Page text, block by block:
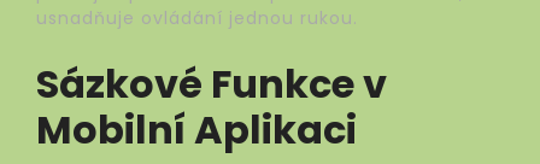
usnadňuje ovládání jednou rukou.
Sázkové Funkce v
Mobilní Aplikaci